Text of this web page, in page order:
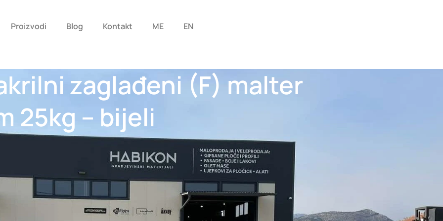
Proizvodi Blog Kontakt ME EN
zaglađeni (F) malter
25kg – bijeli